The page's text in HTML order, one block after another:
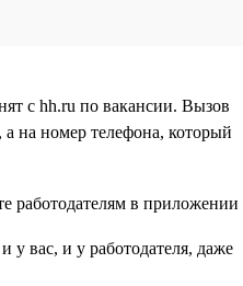
с hh.ru по вакансии. Вызов
на номер телефона, который
у вас, и у работодателя, даже